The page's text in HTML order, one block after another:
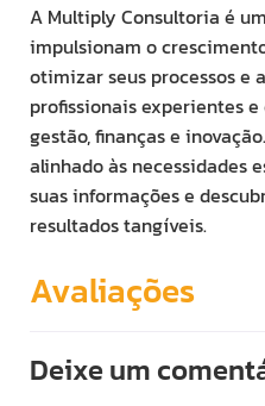
A Multiply Consultoria é
impulsionam o
otimizar seus processos e
profissionais experientes
gestão, finanças e
alinhado às necessidades
suas informações e
resultados tangíveis.
Avaliações
Deixe um